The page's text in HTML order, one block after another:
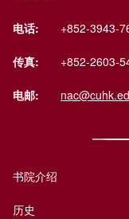
电话: +852-3943-
传真: +852-2603-
电邮:
书院介绍
历史